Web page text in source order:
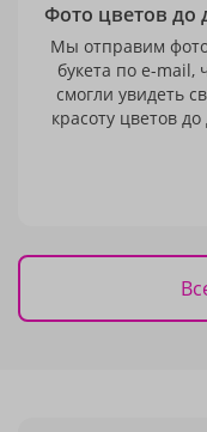
Фото цветов до
Мы отправим фото
букета по e-mail,
смогли увидеть
красоту цветов до